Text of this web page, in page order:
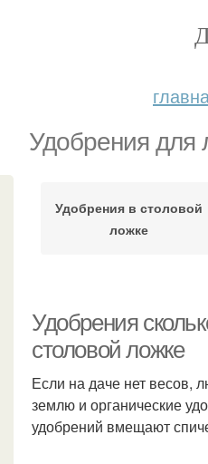
Удобрения для
Удобрения в столовой
ложке
Удобрения
столовой ложке
Если на даче нет весов,
землю и органические
удобрений вмещают